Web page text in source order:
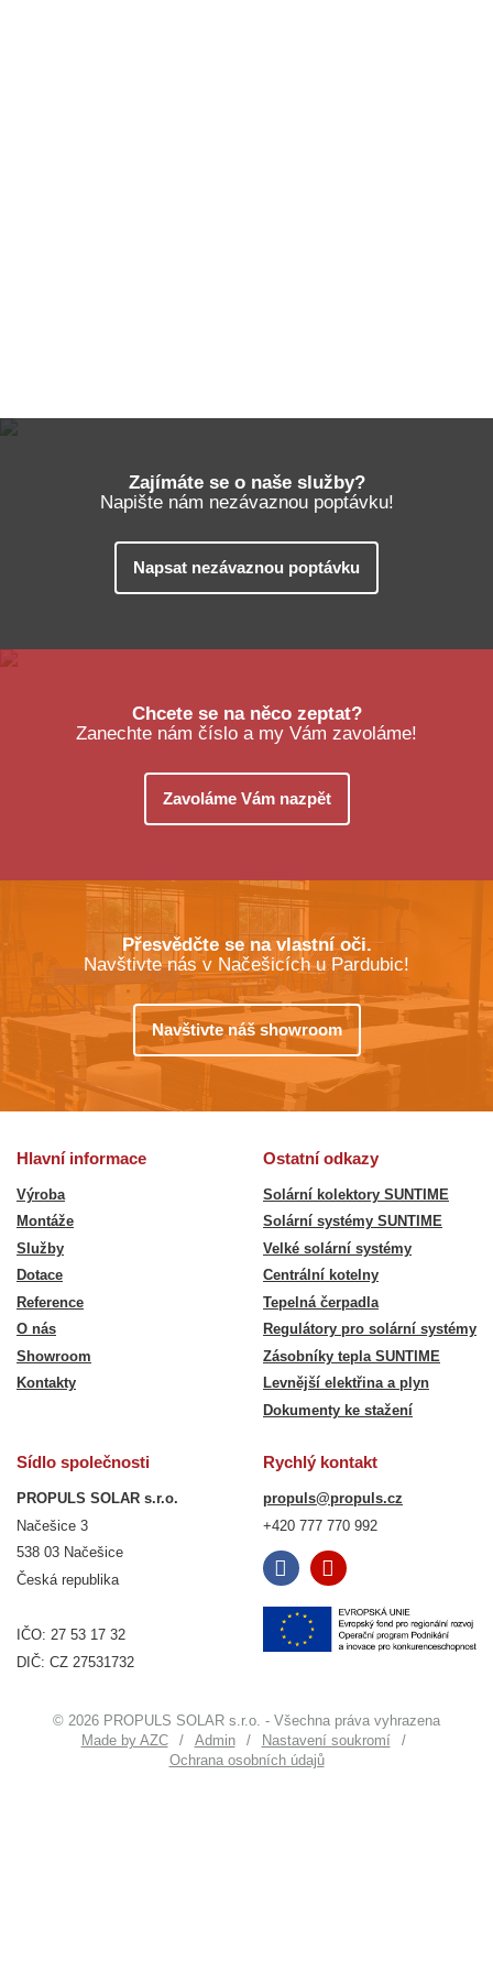
Zajímáte se o naše služby?
Napište nám nezávaznou poptávku!
Napsat nezávaznou poptávku
Chcete se na něco zeptat?
Zanechte nám číslo a my Vám zavoláme!
Zavoláme Vám nazpět
Přesvědčte se na vlastní oči.
Navštivte nás v Načešicích u Pardubic!
Navštivte náš showroom
Hlavní informace
Výroba
Montáže
Služby
Dotace
Reference
O nás
Showroom
Kontakty
Ostatní odkazy
Solární kolektory SUNTIME
Solární systémy SUNTIME
Velké solární systémy
Centrální kotelny
Tepelná čerpadla
Regulátory pro solární systémy
Zásobníky tepla SUNTIME
Levnější elektřina a plyn
Dokumenty ke stažení
Sídlo společnosti
PROPULS SOLAR s.r.o.
Načešice 3
538 03 Načešice
Česká republika
IČO: 27 53 17 32
DIČ: CZ 27531732
Rychlý kontakt
propuls@propuls.cz
+420 777 770 992
© 2026 PROPULS SOLAR s.r.o. - Všechna práva vyhrazena
Made by AZC
Admin
Nastavení soukromí
Ochrana osobních údajů